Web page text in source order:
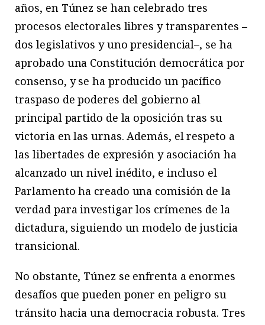
años, en Túnez se han celebrado tres
procesos electorales libres y transparentes –
dos legislativos y uno presidencial–, se ha
aprobado una Constitución democrática por
consenso, y se ha producido un pacífico
traspaso de poderes del gobierno al
principal partido de la oposición tras su
victoria en las urnas. Además, el respeto a
las libertades de expresión y asociación ha
alcanzado un nivel inédito, e incluso el
Parlamento ha creado una comisión de la
verdad para investigar los crímenes de la
dictadura, siguiendo un modelo de justicia
transicional.
No obstante, Túnez se enfrenta a enormes
desafíos que pueden poner en peligro su
tránsito hacia una democracia robusta. Tres